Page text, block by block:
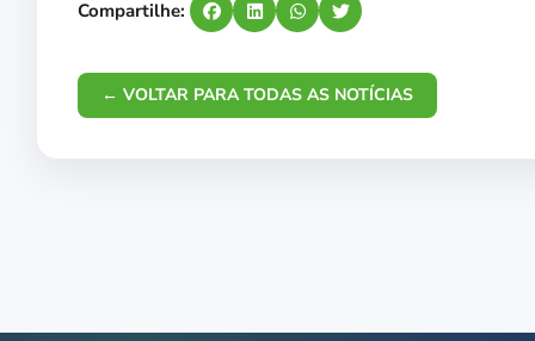
Compartilhe:
← VOLTAR PARA TODAS AS NOTÍCIAS